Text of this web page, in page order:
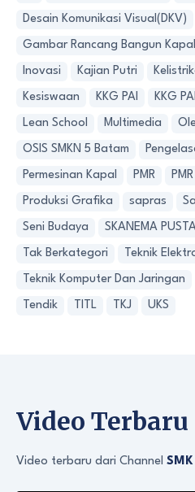
Desain Komunikasi Visual(DKV)
Gambar Rancang Bangun Kapal
Inovasi Kajian Putri
Kesiswaan KKG PAI KKG
Lean School Multimedia
OSIS SMKN 5 Batam
Permesinan Kapal PMR PMR
Produksi Grafika sapras
Seni Budaya SKANEMA
Tak Berkategori Teknik
Teknik Komputer Dan Jaringan
Tendik TITL TKJ UKS
Video Terbaru
Video terbaru dari Channel